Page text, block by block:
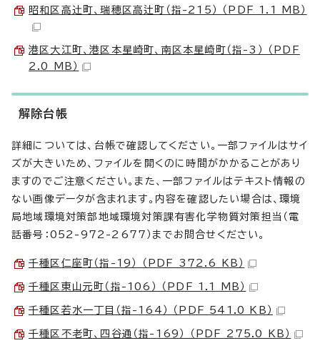
昭和区高辻󠄀町、瑞穂区高辻町（指-215） （PDF 1.1 MB）
港区大江町、港区本星崎町、南区本星崎町（指-3） （PDF
2.0 MB）
解除台帳
詳細については、台帳で確認してください。一部ファイルはサイ
ズが大きいため、ファイルを開くのに時間がかかることがあり
ますのでご注意ください。また、一部ファイルはテキスト情報の
ない画像データが含まれます。内容を確認したい場合は、環境
局地域環境対策部地域環境対策課有害化学物質対策担当（電
話番号：052-972-2677）までお問合せください。
千種区仁座町（指-19） （PDF 372.6 KB）
千種区東山元町（指-106） （PDF 1.1 MB）
千種区若水一丁目（指-164） （PDF 541.0 KB）
千種区不老町、四谷通（指-169） （PDF 275.0 KB）